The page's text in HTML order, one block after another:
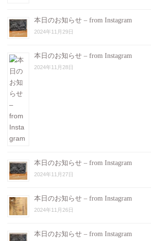
本日のお知らせ – from Instagram
2024年11月29日
本日のお知らせ – from Instagram
2024年11月28日
本日のお知らせ – from Instagram
2024年11月27日
本日のお知らせ – from Instagram
2024年11月26日
本日のお知らせ – from Instagram